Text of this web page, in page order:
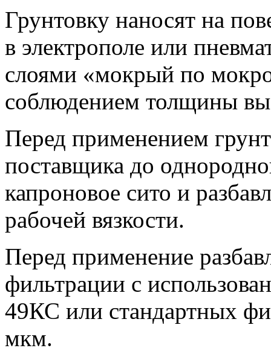
Грунтовку наносят на
в электрополе или
слоями «мокрый по
соблюдением толщины
Перед применением
поставщика до
капроновое сито и
рабочей вязкости.
Перед применение
фильтрации с
49КС или стандартных
мкм.